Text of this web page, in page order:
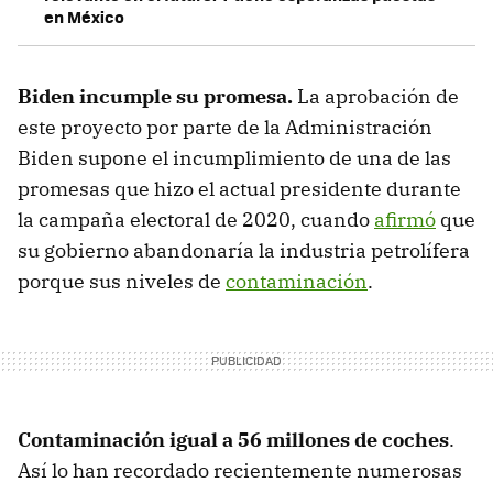
en México
Biden incumple su promesa. La aprobación de
este proyecto por parte de la Administración
Biden supone el incumplimiento de una de las
promesas que hizo el actual presidente durante
la campaña electoral de 2020, cuando afirmó que
su gobierno abandonaría la industria petrolífera
porque sus niveles de contaminación.
Contaminación igual a 56 millones de coches.
Así lo han recordado recientemente numerosas